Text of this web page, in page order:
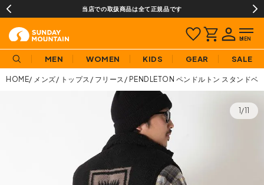
当店での取扱商品は全て正規品です
MEN WOMEN KIDS GEAR SALE
HOME メンズ トップス フリース PENDLETON ペンドルトン スタンドベ
1/11